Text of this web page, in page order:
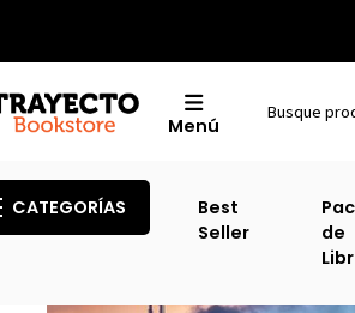
Menú
CATEGORÍAS
Best
Seller
de